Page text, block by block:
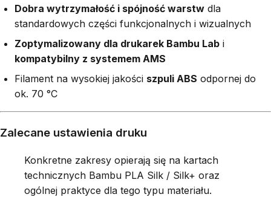
Dobra wytrzymałość i spójność warstw dla
standardowych części funkcjonalnych i wizualnych
Zoptymalizowany dla drukarek Bambu Lab i
kompatybilny z systemem AMS
Filament na wysokiej jakości szpuli ABS odpornej do
ok. 70 °C
Zalecane ustawienia druku
Konkretne zakresy opierają się na kartach
technicznych Bambu PLA Silk / Silk+ oraz
ogólnej praktyce dla tego typu materiału.